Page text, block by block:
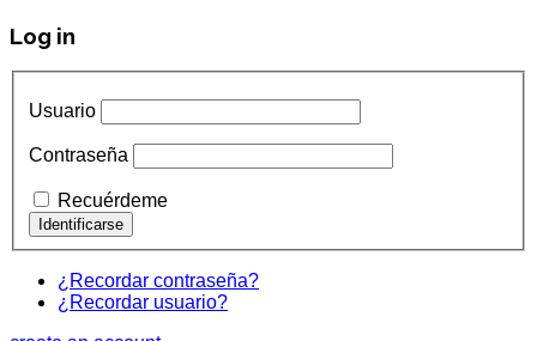
Log in
Usuario
Contraseña
Recuérdeme
¿Recordar contraseña?
¿Recordar usuario?